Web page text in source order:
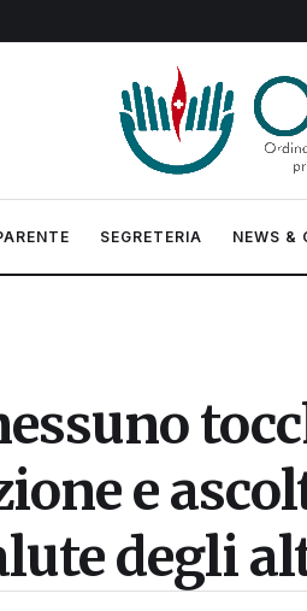
SEGRETERIA NEWS &
e
degli